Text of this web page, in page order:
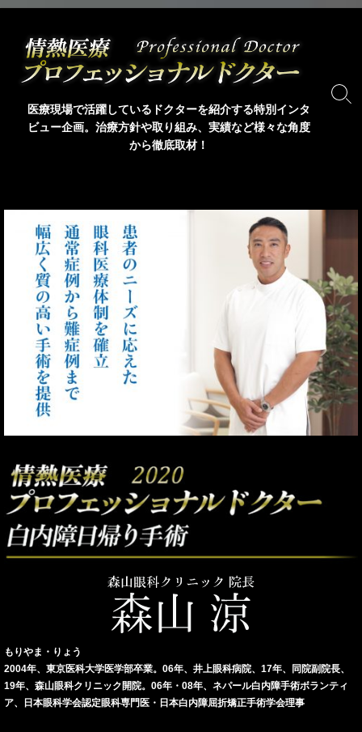
医療現場で活躍しているドクターを紹介する特別インタ
ビュー企画。治療方針や取り組み、実績など様々な角度
から徹底取材！
検
もりやま・りょう
2004年、東京医科大学医学部卒業。06年、井上眼科病院、17年、同院副院長、
19年、森山眼科クリニック開院。06年・08年、ネパール白内障手術ボランティ
ア、日本眼科学会認定眼科専門医・日本白内障屈折矯正手術学会理事